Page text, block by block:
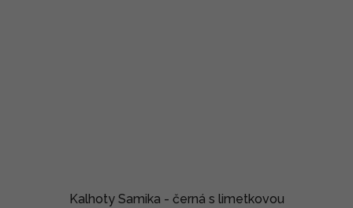
Kalhoty Samika - černá s limetkovou